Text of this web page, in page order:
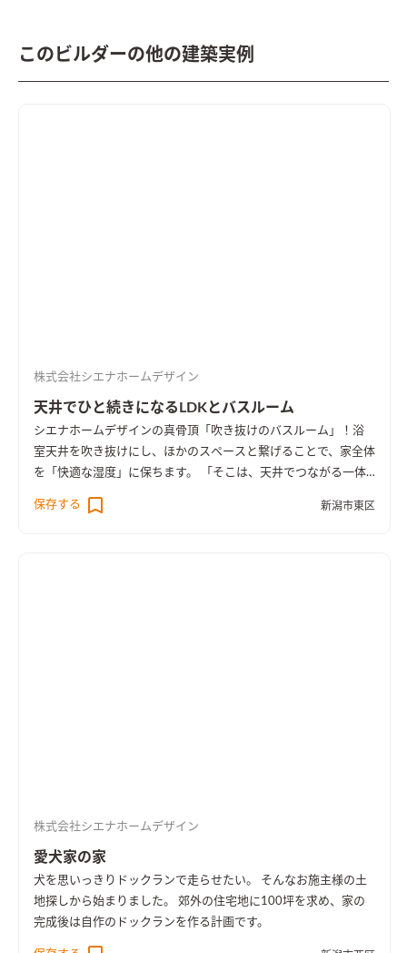
このビルダーの他の建築実例
株式会社シエナホームデザイン
天井でひと続きになるLDKとバスルーム
シエナホームデザインの真骨頂「吹き抜けのバスルーム」！浴
室天井を吹き抜けにし、ほかのスペースと繋げることで、家全体
を「快適な湿度」に保ちます。 「そこは、天井でつながる一体
だわりを詰め込んだ、シエナ自慢の一軒です。屋根まで続く、高
口部」を設けて繋げました。 エアコン1台で、廊下を含めた家中
隅々を、快適な気温に保ちます。 え、冷暖房費が心配？ ご安心
保存する 新潟市東区
株式会社シエナホームデザイン
愛犬家の家
犬を思いっきりドックランで走らせたい。 そんなお施主様の土
地探しから始まりました。 郊外の住宅地に100坪を求め、家の
完成後は自作のドックランを作る計画です。